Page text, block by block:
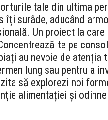
tale din ultima
îți surâde, aducând
Un proiect la
te pe
au nevoie de atenția
lung sau pentru a
să explorezi noi
alimentației și